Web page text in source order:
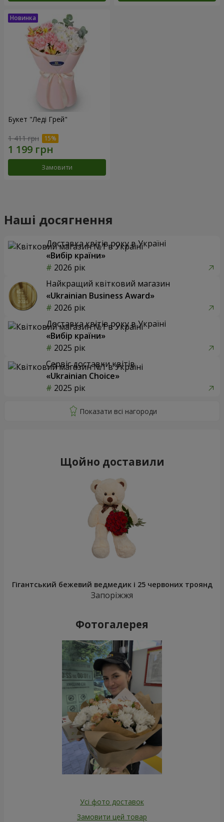
Букет "Леді Грей"
1 411 грн
Замовити
Наші досягнення
Доставка квітів року в Україні
«Вибір країни»
2026 рік
Найкращий квітковий магазин
«Ukrainian Business Award»
2026 рік
Доставка квітів року в Україні
«Вибір країни»
2025 рік
Сервіс доставки квітів
«Ukrainian Choice»
2025 рік
Щойно доставили
Гігантський бежевий ведмедик і 25 червоних троянд
Запоріжжя
Фотогалерея
Усі фото доставок
Замовити цей товар